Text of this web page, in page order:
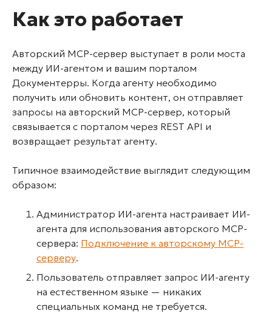
Как это работает
Авторский MCP-сервер выступает в роли моста
между ИИ-агентом и вашим порталом
Документерры. Когда агенту необходимо
получить или обновить контент, он отправляет
запросы на авторский MCP-сервер, который
связывается с порталом через REST API и
возвращает результат агенту.
Типичное взаимодействие выглядит следующим
образом:
Администратор ИИ-агента настраивает ИИ-
агента для использования авторского MCP-
сервера: Подключение к авторскому MCP-
серверу.
Пользователь отправляет запрос ИИ-агенту
на естественном языке — никаких
специальных команд не требуется.